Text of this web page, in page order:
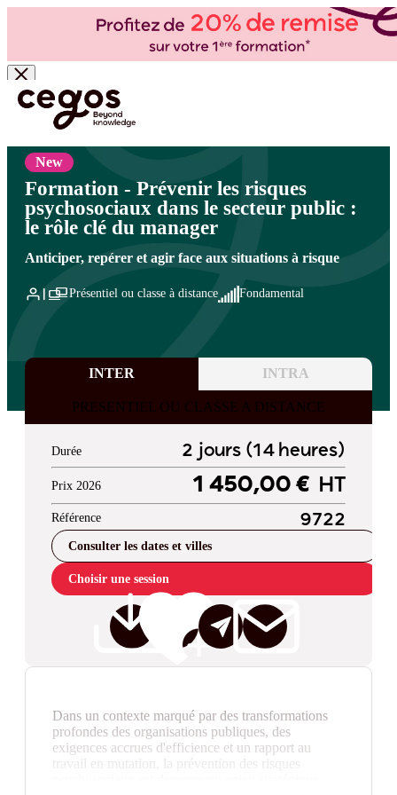
Skip to main content
Vous êtes ici : Accueil >Cegos, organisme de formation à Paris et en régions
Management public
New
Formation - Prévenir les risques
psychosociaux dans le secteur public :
le rôle clé du manager
Anticiper, repérer et agir face aux situations à risque
Présentiel ou classe à distance Fondamental
INTER INTRA
PRESENTIEL OU CLASSE A DISTANCE
Durée 2 jours (14 heures)
Prix 2026 1 450,00 € HT
Référence 9722
Consulter les dates et villes
Choisir une session
Dans un contexte marqué par des transformations
profondes des organisations publiques, des
exigences accrues d'efficience et un rapport au
travail en mutation, la prévention des risques